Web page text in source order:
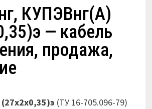
КУПЭВнг(А)
— кабель
продажа,
(ТУ 16-705.096-79)